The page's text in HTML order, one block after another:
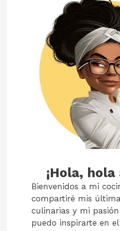
¡Hola,
Bienvenidos a mi
compartiré mis
culinarias y mi
puedo inspirarte en